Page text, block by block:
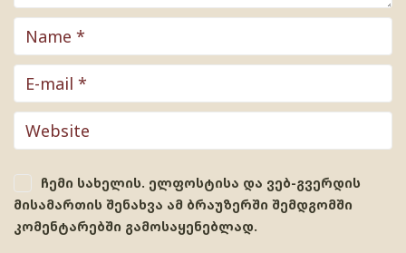
ჩემი სახელის. ელფოსტისა და ვებ-გვერდის
მისამართის შენახვა ამ ბრაუზერში შემდგომში
კომენტარებში გამოსაყენებლად.